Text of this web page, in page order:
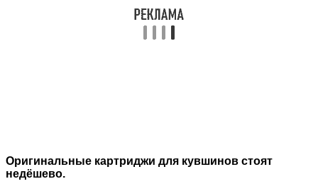
Оригинальные картриджи для кувшинов стоят
недёшево.